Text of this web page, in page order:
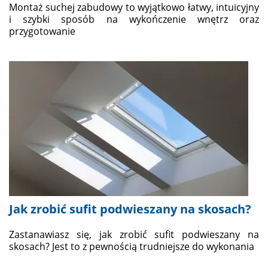
Montaż suchej zabudowy to wyjątkowo łatwy, intuicyjny
i szybki sposób na wykończenie wnętrz oraz
przygotowanie
Jak zrobić sufit podwieszany na skosach?
Zastanawiasz się, jak zrobić sufit podwieszany na
skosach? Jest to z pewnością trudniejsze do wykonania